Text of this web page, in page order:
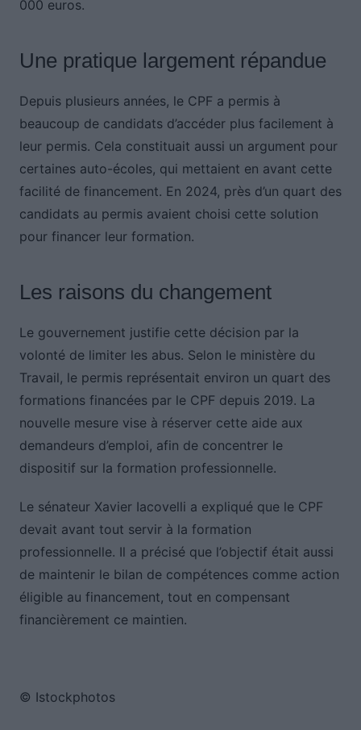
000 euros.
Une pratique largement répandue
Depuis plusieurs années, le CPF a permis à
beaucoup de candidats d’accéder plus facilement à
leur permis. Cela constituait aussi un argument pour
certaines auto-écoles, qui mettaient en avant cette
facilité de financement. En 2024, près d’un quart des
candidats au permis avaient choisi cette solution
pour financer leur formation.
Les raisons du changement
Le gouvernement justifie cette décision par la
volonté de limiter les abus. Selon le ministère du
Travail, le permis représentait environ un quart des
formations financées par le CPF depuis 2019. La
nouvelle mesure vise à réserver cette aide aux
demandeurs d’emploi, afin de concentrer le
dispositif sur la formation professionnelle.
Le sénateur Xavier Iacovelli a expliqué que le CPF
devait avant tout servir à la formation
professionnelle. Il a précisé que l’objectif était aussi
de maintenir le bilan de compétences comme action
éligible au financement, tout en compensant
financièrement ce maintien.
© Istockphotos